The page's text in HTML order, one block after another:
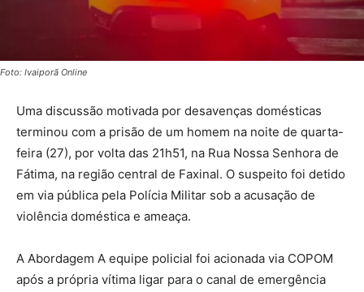
Foto: Ivaiporã Online
Uma discussão motivada por desavenças domésticas
terminou com a prisão de um homem na noite de quarta-
feira (27), por volta das 21h51, na Rua Nossa Senhora de
Fátima, na região central de Faxinal. O suspeito foi detido
em via pública pela Polícia Militar sob a acusação de
violência doméstica e ameaça.
A Abordagem A equipe policial foi acionada via COPOM
após a própria vítima ligar para o canal de emergência